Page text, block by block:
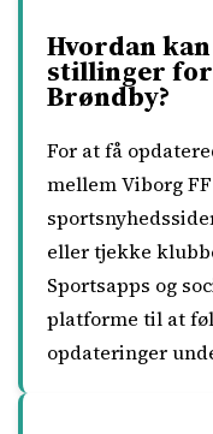
Hvordan
stillinger for
Brøndby?
For at få
mellem Viborg
eller tjekke
Sportsapps og
platforme til at
opdateringer